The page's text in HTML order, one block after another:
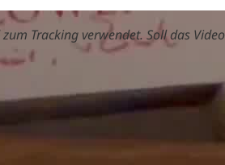
Tracking verwendet. Soll das Video